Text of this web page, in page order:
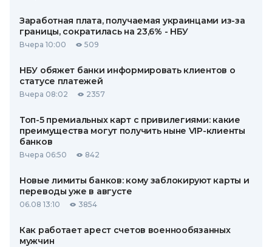
Заработная плата, получаемая украинцами из-за
границы, сократилась на 23,6% - НБУ
Вчера 10:00 509
НБУ обяжет банки информировать клиентов о
статусе платежей
Вчера 08:02 2357
Топ-5 премиальных карт с привилегиями: какие
преимущества могут получить ныне VIP-клиенты
банков
Вчера 06:50 842
Новые лимиты банков: кому заблокируют карты и
переводы уже в августе
06.08 13:10 3854
Как работает арест счетов военнообязанных
мужчин